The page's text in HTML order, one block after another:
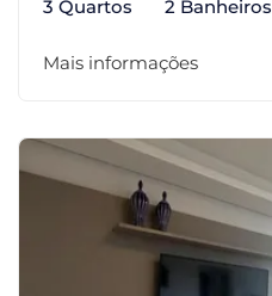
3 Quartos 2 Banheiros
Mais informações